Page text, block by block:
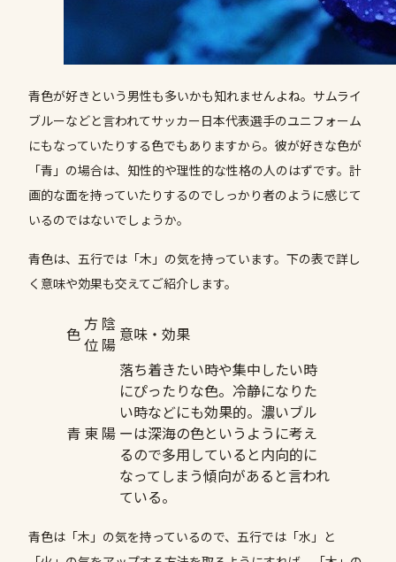
青色が好きという男性も多いかも知れませんよね。サムライ
ブルーなどと言われてサッカー日本代表選手のユニフォーム
にもなっていたりする色でもありますから。彼が好きな色が
「青」の場合は、知性的や理性的な性格の人のはずです。計
画的な面を持っていたりするのでしっかり者のように感じて
いるのではないでしょうか。
青色は、五行では「木」の気を持っています。下の表で詳し
く意味や効果も交えてご紹介します。
色 方
位
陰
陽 意味・効果
青 東 陽
落ち着きたい時や集中したい時
にぴったりな色。冷静になりた
い時などにも効果的。濃いブル
ーは深海の色というように考え
るので多用していると内向的に
なってしまう傾向があると言われ
ている。
青色は「木」の気を持っているので、五行では「水」と